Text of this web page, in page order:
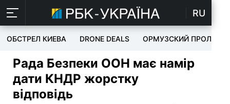
RU
ОБСТРЕЛ КИЕВА DRONE DEALS ОРМУЗСКИЙ ПРОЛИВ
Рада Безпеки ООН має намір
дати КНДР жорстку
відповідь